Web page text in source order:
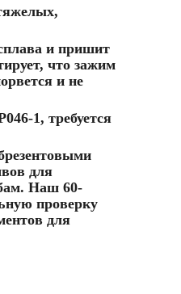
и пришит
что зажим
и не
1, требуется
для
Наш 60-
проверку
для